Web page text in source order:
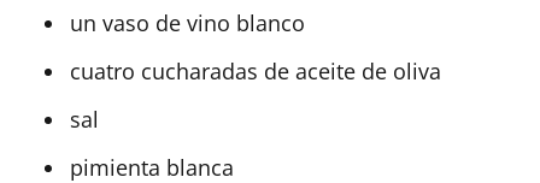
un vaso de vino blanco
cuatro cucharadas de aceite de oliva
sal
pimienta blanca